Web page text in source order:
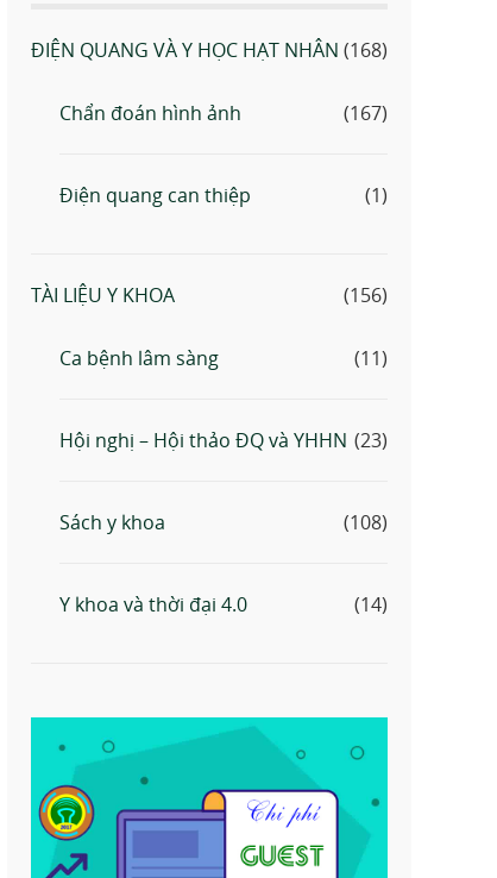
ĐIỆN QUANG VÀ Y HỌC HẠT NHÂN (168)
Chẩn đoán hình ảnh (167)
Điện quang can thiệp (1)
TÀI LIỆU Y KHOA (156)
Ca bệnh lâm sàng (11)
Hội nghị – Hội thảo ĐQ và YHHN (23)
Sách y khoa (108)
Y khoa và thời đại 4.0 (14)